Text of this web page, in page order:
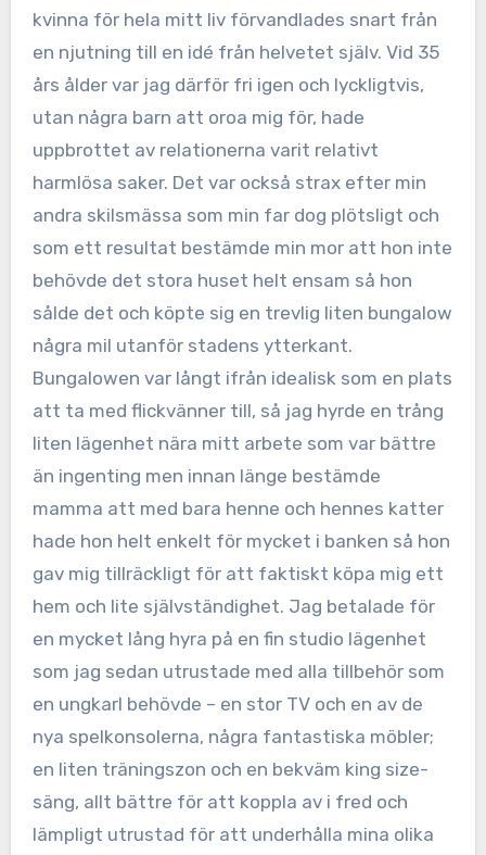
kvinna för hela mitt liv förvandlades snart från
en njutning till en idé från helvetet själv. Vid 35
års ålder var jag därför fri igen och lyckligtvis,
utan några barn att oroa mig för, hade
uppbrottet av relationerna varit relativt
harmlösa saker. Det var också strax efter min
andra skilsmässa som min far dog plötsligt och
som ett resultat bestämde min mor att hon inte
behövde det stora huset helt ensam så hon
sålde det och köpte sig en trevlig liten bungalow
några mil utanför stadens ytterkant.
Bungalowen var långt ifrån idealisk som en plats
att ta med flickvänner till, så jag hyrde en trång
liten lägenhet nära mitt arbete som var bättre
än ingenting men innan länge bestämde
mamma att med bara henne och hennes katter
hade hon helt enkelt för mycket i banken så hon
gav mig tillräckligt för att faktiskt köpa mig ett
hem och lite självständighet. Jag betalade för
en mycket lång hyra på en fin studio lägenhet
som jag sedan utrustade med alla tillbehör som
en ungkarl behövde – en stor TV och en av de
nya spelkonsolerna, några fantastiska möbler;
en liten träningszon och en bekväm king size-
säng, allt bättre för att koppla av i fred och
lämpligt utrustad för att underhålla mina olika